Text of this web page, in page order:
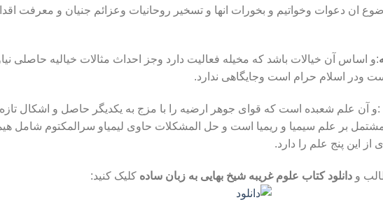
ان دعوات وخواتیم و بخورات انها و تسخیر روحانیات وعزائم جنیان و معرفت
:و اساس آن خیالات باشد که مخیله فعالیت دارد وجز احداث مثالات خیالیه حاصلی
ودر اسلام حرام است وجایگاهی ندارد.
:و آن علم شعبده است که قوای جوهر ارضیه را با مزج به یکدیگر حاصل و اشکال تازه
بر علم سیمیا و ریمیا است و حل المشکلات حاوی لیمیاو سرالمکتوم شامل
این پنج علم را دارد.
و دانلود کتاب علوم غریبه شیخ بهایی به زبان ساده کلیک کنید: